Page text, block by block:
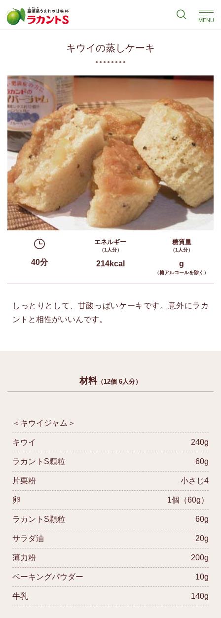
MENU
キウイの蒸しケーキ
40分
エネルギー
（1人分）
214kcal
糖質量
（1人分）
g
（糖アルコールを除く）
しっとりとして、甘酸っぱいケーキです。意外にラカ
ントと相性がいいんです。
材料（12個 6人分）
＜キウイジャム＞
キウイ 240g
ラカントS顆粒 60g
片栗粉 小さじ4
卵 1個（60g）
ラカントS顆粒 60g
サラダ油 20g
薄力粉 200g
ベーキングパウダー 10g
牛乳 140g